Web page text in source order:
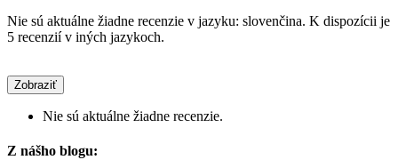
Nie sú aktuálne žiadne recenzie v jazyku: slovenčina. K dispozícii je
5 recenzií v iných jazykoch.
Zobraziť
Nie sú aktuálne žiadne recenzie.
Z nášho blogu: